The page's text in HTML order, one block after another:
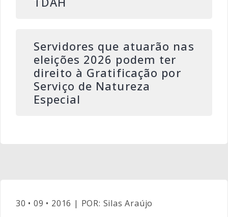
Servidores que atuarão nas
eleições 2026 podem ter
direito à Gratificação por
Serviço de Natureza
Especial
30 • 09 • 2016 | POR: Silas Araújo